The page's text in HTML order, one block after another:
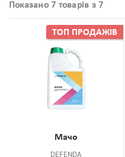
Показано 7 товарів з 7
Мачо
ТОП ПРОДАЖIВ
DEFENDA